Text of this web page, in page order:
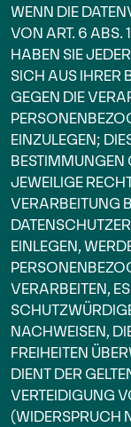
WENN DIE
VON ART. 6 ABS.
HABEN SIE
SICH AUS IHRER
GEGEN DIE
EINZULEGEN;
BESTIMMUNGEN
JEWEILIGE
VERARBEITUNG
EINLEGEN,
VERARBEITEN,
NACHWEISEN,
FREIHEITEN
DIENT DER
VERTEIDIGUNG
(WIDERSPRUCH